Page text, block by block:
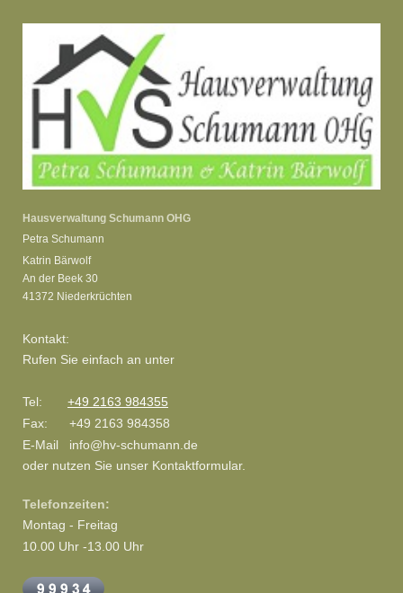
Hausverwaltung Schumann OHG
Petra Schumann
Katrin Bärwolf
An der Beek 30
41372 Niederkrüchten
Kontakt:
Rufen Sie einfach an unter
Tel: +49 2163 984355
Fax: +49 2163 984358
E-Mail info@hv-schumann.de
oder nutzen Sie unser Kontaktformular.
Telefonzeiten:
Montag - Freitag
10.00 Uhr -13.00 Uhr